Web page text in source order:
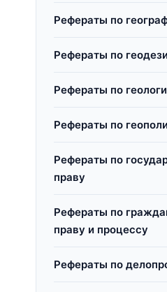
Рефераты по
Рефераты по
Рефераты по
Рефераты по
Рефераты по
праву
Рефераты по
праву и процессу
Рефераты по